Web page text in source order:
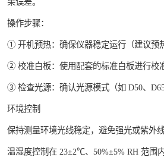
操作步骤：
① 开机预热：确保仪器稳定运行（建议预
② 校准白板：使用配套的标准白板进行校
③ 检查光源：确认光源模式（如 D50、
环境控制
保持测量环境光线稳定，避免强光或紫外线
温湿度控制在 23±2℃、50%±5% RH 范围